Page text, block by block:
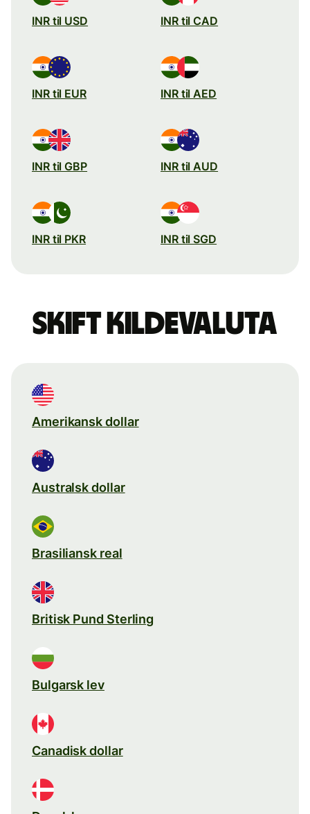
INR til USD INR til CAD
INR til EUR INR til AED
INR til GBP INR til AUD
INR til PKR INR til SGD
Skift kildevaluta
Amerikansk dollar
Australsk dollar
Brasiliansk real
Britisk Pund Sterling
Bulgarsk lev
Canadisk dollar